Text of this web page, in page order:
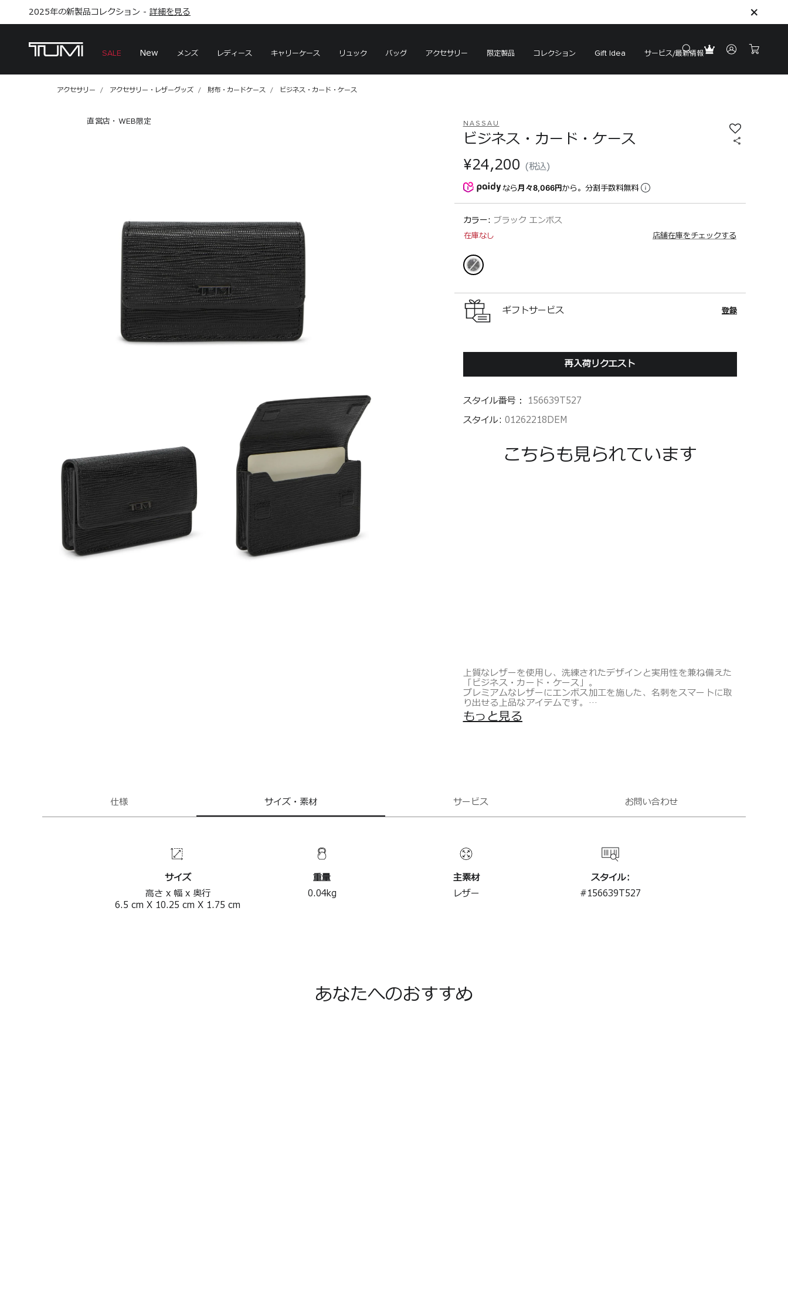
こちら
2025年の新製品コレクション - 詳細を見る
大切な方への気持ちを伝える心温まるギフト
こちら
SALE New メンズ レディース キャリーケース リュック バッグ アクセサリー 限定製品 コレクション Gift Idea サービス/最新情報
アクセサリー アクセサリー・レザーグッズ 財布・カードケース ビジネス・カード・ケース
直営店・WEB限定 NASSAU
ビジネス・カード・ケース
¥24,200 (税込)
なら月々8,066円から。分割手数料無料
カラー: ブラック エンボス
在庫なし 店舗在庫をチェックする
ギフトサービス 登録
再入荷リクエスト
スタイル番号： 156639T527
スタイル: 01262218DEM
こちらも見られています
上質なレザーを使用し、洗練されたデザインと実用性を兼ね備えた
「ビジネス・カード・ケース」。
プレミアムなレザーにエンボス加工を施した、名刺をスマートに取
り出せる上品なアイテムです。
メインコンパートメントには名刺が約32枚収納可能です。
もっと見る
仕様 サイズ・素材 サービス お問い合わせ
サイズ
高さ x 幅 x 奥行
6.5 cm X 10.25 cm X 1.75 cm
重量
0.04kg
主素材
レザー
スタイル:
#156639T527
あなたへのおすすめ